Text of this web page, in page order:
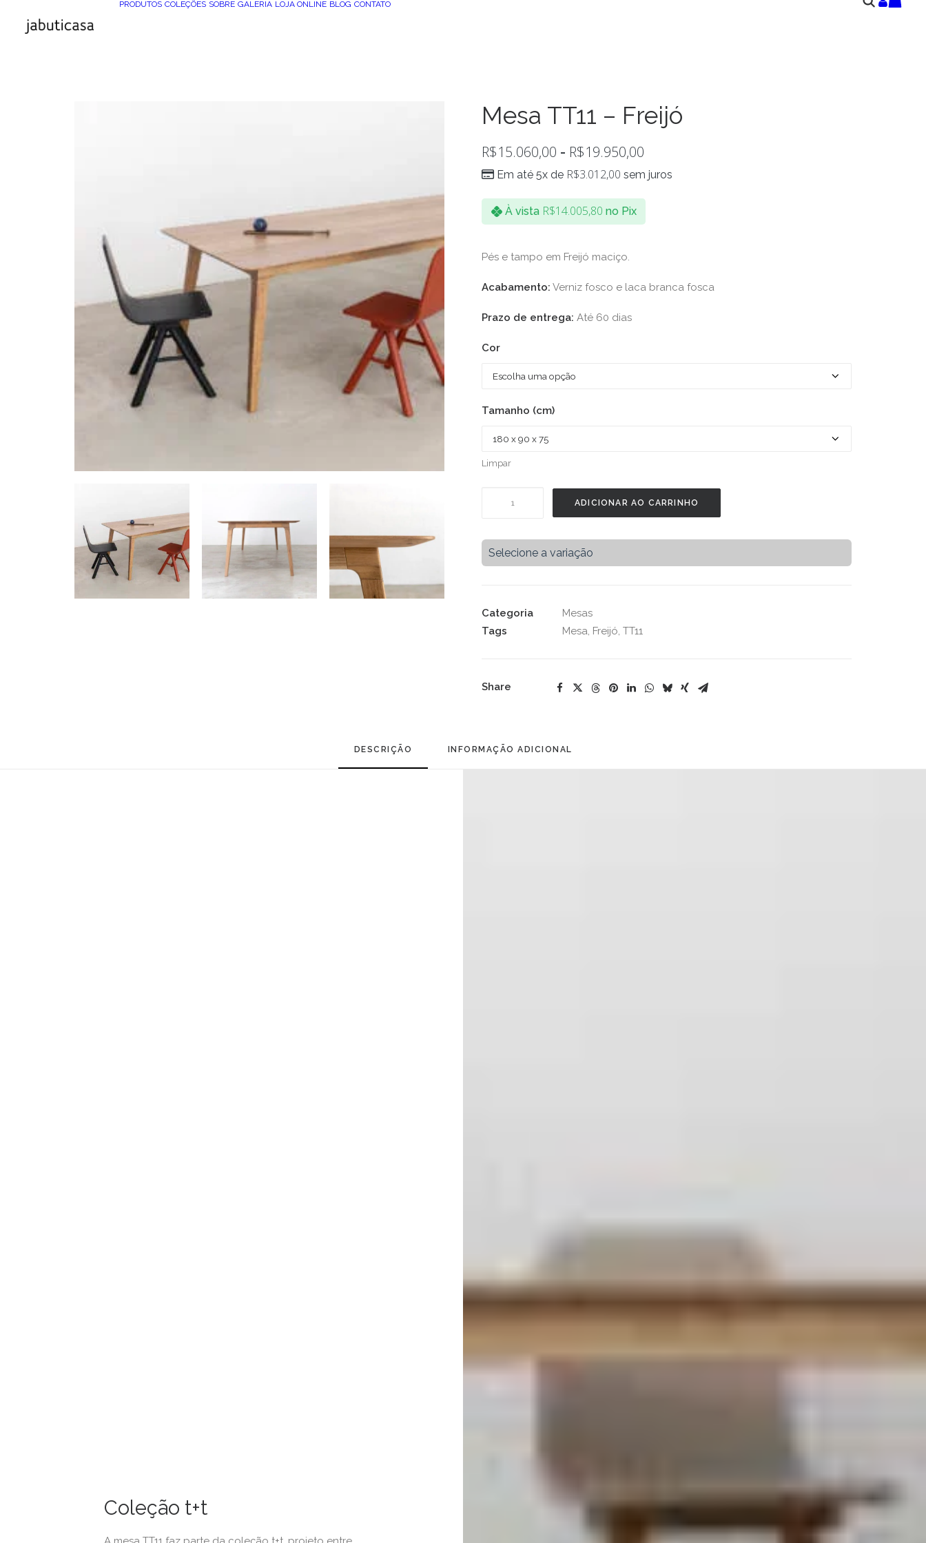
PRODUTOS COLEÇÕES SOBRE GALERIA LOJA ONLINE BLOG CONTATO
Mesa TT11 – Freijó
R$15.060,00 - R$19.950,00
Em até 5x de R$3.012,00 sem juros
À vista R$14.005,80 no Pix
Pés e tampo em Freijó maciço.
Acabamento: Verniz fosco e laca branca fosca
Prazo de entrega: Até 60 dias
Cor
Tamanho (cm)
Limpar
Freijó
quantidade
ADICIONAR AO CARRINHO
Selecione a variação
Categoria
Mesas
Tags
Mesa, Freijó, TT11
Share
DESCRIÇÃO INFORMAÇÃO ADICIONAL
Coleção t+t